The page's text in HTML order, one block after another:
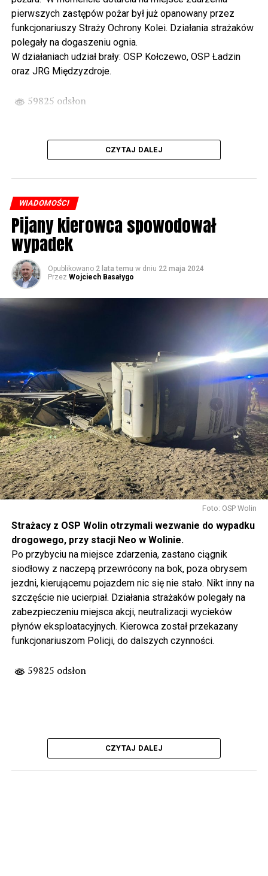
państwa Witkowskich.
Wyjątkowym wydarzeniem będzie koncert w wykonaniu
Kawuś Music Project, podczas którego wysłuchamy
polskich przebojów w jazzowej aranżacji (godz. 20.00
przed biblioteką). Podczas koncertu zaplanowaliśmy dla
Projektów Interreg VI A – Kultura i zrównoważona
turystyka.
(Niemcy), Biblioteka Publiczna Gminy Wolin, Parafia
Rzymskokatolicka w Wolinie
59826 odsłon
pierwszych zastępów pożar był już opanowany przez
funkcjonariuszy Straży Ochrony Kolei. Działania strażaków
polegały na dogaszeniu ognia.
W działaniach udział brały: OSP Kołczewo, OSP Ładzin
oraz JRG Międzyzdroje.
59825 odsłon
CZYTAJ DALEJ
WIADOMOŚCI
Pijany kierowca spowodował
wypadek
Opublikowano 2 lata temu w dniu 22 maja 2024
Przez Wojciech Basałygo
Foto: OSP Wolin
Strażacy z OSP Wolin otrzymali wezwanie do wypadku
drogowego, przy stacji Neo w Wolinie.
Po przybyciu na miejsce zdarzenia, zastano ciągnik
siodłowy z naczepą przewrócony na bok, poza obrysem
jezdni, kierującemu pojazdem nic się nie stało. Nikt inny na
szczęście nie ucierpiał. Działania strażaków polegały na
zabezpieczeniu miejsca akcji, neutralizacji wycieków
płynów eksploatacyjnych. Kierowca został przekazany
funkcjonariuszom Policji, do dalszych czynności.
59825 odsłon
CZYTAJ DALEJ